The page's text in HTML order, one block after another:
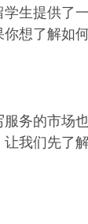
生提供了
想了解如
务的市场
我们先了